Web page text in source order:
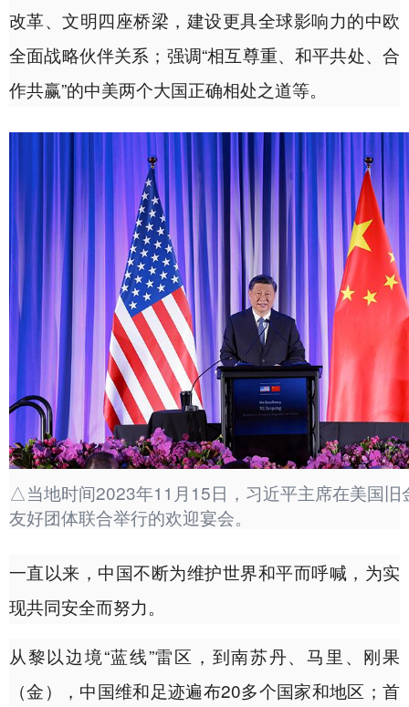
改革、文明四座桥梁，建设更具全球影响力的中欧
全面战略伙伴关系；强调“相互尊重、和平共处、合
作共赢”的中美两个大国正确相处之道等。
△当地时间2023年11月15日，习近平主席在美国旧
友好团体联合举行的欢迎宴会。
一直以来，中国不断为维护世界和平而呼喊，为实
现共同安全而努力。
从黎以边境“蓝线”雷区，到南苏丹、马里、刚果
（金），中国维和足迹遍布20多个国家和地区；首